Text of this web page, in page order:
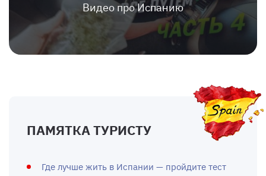
Видео про Испанию
ПАМЯТКА ТУРИСТУ
Где лучше жить в Испании — пройдите тест